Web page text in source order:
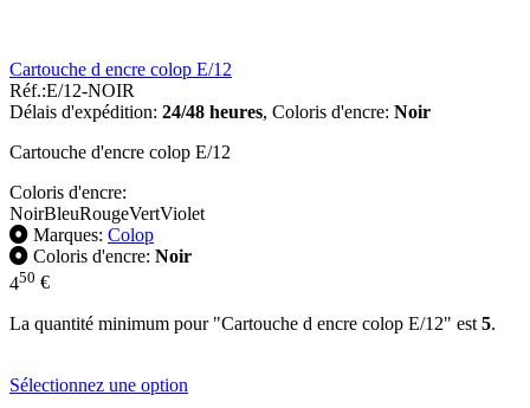
Cartouche d encre colop E/12
Réf.:E/12-NOIR
Délais d'expédition: 24/48 heures, Coloris d'encre: Noir
Cartouche d'encre colop E/12
Coloris d'encre:
NoirBleuRougeVertViolet
Marques: Colop
Coloris d'encre: Noir
450 €
La quantité minimum pour "Cartouche d encre colop E/12" est 5.
Sélectionnez une option